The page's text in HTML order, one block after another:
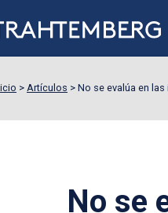
> Artículos > No se evalúa en
No se